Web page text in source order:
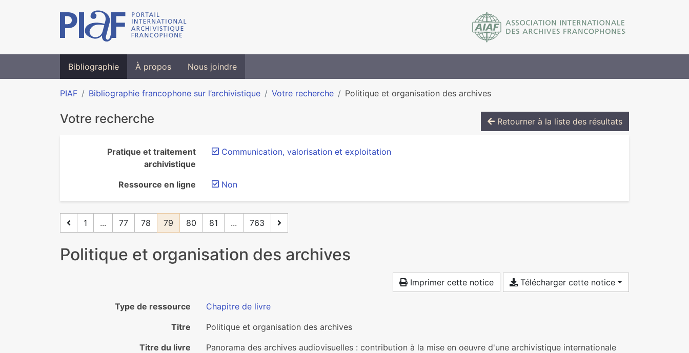
Bibliographie À propos Nous joindre
PIAF Bibliographie francophone sur l’archivistique Votre recherche Politique et organisation des archives
Votre recherche Retourner à la liste des résultats
Pratique et traitement
archivistique
Communication, valorisation et exploitation
Ressource en ligne Non
1 ... 77 78 79 80 81 ... 763
Politique et organisation des archives
Imprimer cette notice Télécharger cette notice
Type de ressource
Chapitre de livre
Titre
Politique et organisation des archives
Titre du livre
Panorama des archives audiovisuelles : contribution à la mise en oeuvre d'une archivistique internationale